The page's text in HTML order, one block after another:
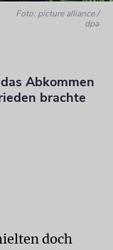
Foto: picture alliance /
dpa
Abkommen
brachte
doch